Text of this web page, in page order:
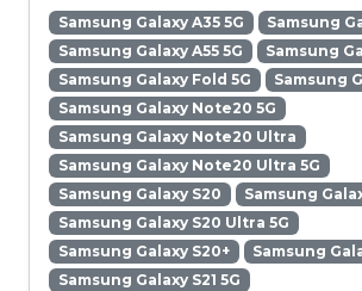
Samsung Galaxy A35 5G
Samsung
Samsung Galaxy A55 5G
Samsung
Samsung Galaxy Fold 5G
Samsung
Samsung Galaxy Note20 5G
Samsung Galaxy Note20 Ultra
Samsung Galaxy Note20 Ultra 5G
Samsung Galaxy S20
Samsung
Samsung Galaxy S20 Ultra 5G
Samsung Galaxy S20+
Samsung
Samsung Galaxy S21 5G